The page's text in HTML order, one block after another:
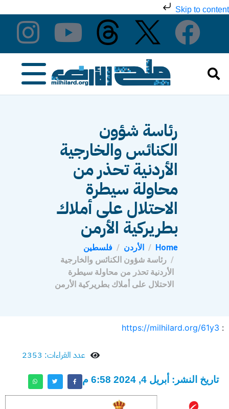
Skip to content
رئاسة شؤون
الكنائس والخارجية
الأردنية تحذر من
محاولة سيطرة
الاحتلال على أملاك
بطريركية الأرمن
Home الأردن
فلسطين
رئاسة شؤون الكنائس والخارجية
الأردنية تحذر من محاولة سيطرة
الاحتلال على أملاك بطريركية الأرمن
:
https://milhilard.org/61y3
عدد القراءات: 2353
تاريخ النشر: أبريل 4, 2024 6:58 م